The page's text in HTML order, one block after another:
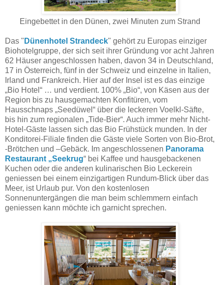
Eingebettet in den Dünen, zwei Minuten zum Strand
Das " Dünenhotel Strandeck" gehört zu Europas einziger
Biohotelgruppe, der sich seit ihrer Gründung vor acht Jahren
62 Häuser angeschlossen haben, davon 34 in Deutschland,
17 in Österreich, fünf in der Schweiz und einzelne in Italien,
Irland und Frankreich. Hier auf der Insel ist es das einzige
„Bio Hotel“ … und verdient. 100% „Bio“, von Käsen aus der
Region bis zu hausgemachten Konfitüren, vom
Hausschnaps „Seedüwel“ über die leckeren Voelkl-Säfte,
bis hin zum regionalen „Tide-Bier“. Auch immer mehr Nicht-
Hotel-Gäste lassen sich das Bio Frühstück munden. In der
Konditorei-Filiale finden die Gäste viele Sorten von Bio-Brot,
-Brötchen und –Gebäck. Im angeschlossenen Panorama
Restaurant „Seekrug“ bei Kaffee und hausgebackenen
Kuchen oder die anderen kulinarischen Bio Leckerein
geniessen bei einem einzigartigen Rundum-Blick über das
Meer, ist Urlaub pur. Von den kostenlosen
Sonnenuntergängen die man beim schlemmern einfach
geniessen kann möchte ich garnicht sprechen.